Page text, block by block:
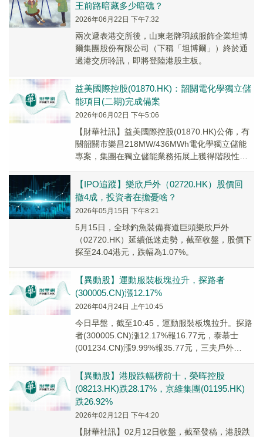
王前路暗藏多少暗礁？
2026年06月22日 下午7:32
兩次遞表港交所後，山東老牌羽絨服飾企業坦博
爾集團股份有限公司（下稱「坦博爾」）終於通
過港交所聆訊，即將登陸港股主板。
​益美國際控股(01870.HK)：韶關電化學獨立儲
能項目(二期)完成備案
2026年06月02日 下午5:06
【財華社訊】益美國際控股(01870.HK)公佈，有
關韶關市樂昌218MW/436MWh電化學獨立儲能
專案，集團在獨立儲能業務拓展上獲得階段性進
【IPO追蹤】樂欣戶外（02720.HK）股價回
撤4成，投資者在擔憂啥？
2026年05月15日 下午8:21
5月15日，全球釣魚裝備賽道巨頭樂欣戶外
（02720.HK）延續低迷走勢，截至收盤，股價下
探至24.04港元，跌幅為1.07%。
【異動股】運動服裝板塊拉升，探路者
(300005.CN)漲12.17%
2026年04月24日 上午10:45
今日早盤，截至10:45，運動服裝板塊拉升。探路
者(300005.CN)漲12.17%報16.77元，泰慕士
(001234.CN)漲9.99%報35.77元，三夫戶外
【異動股】港股跌幅榜前十，榮晖控股
(08213.HK)跌28.17%，京維集團(01195.HK)
跌26.92%
2026年02月12日 下午4:20
【財華社訊】02月12日收盤，截至發稿，港股跌